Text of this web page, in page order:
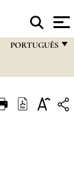
PORTUGUÊS
ITALIANO